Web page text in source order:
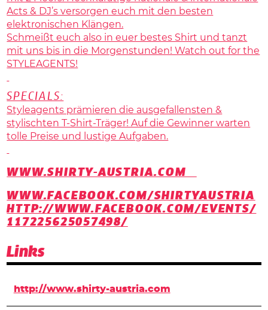
Acts & DJ’s versorgen euch mit den besten
elektronischen Klängen.
Schmeißt euch also in euer bestes Shirt und tanzt
mit uns bis in die Morgenstunden! Watch out for the
STYLEAGENTS!
SPECIALS:
Styleagents prämieren die ausgefallensten &
stylischten T-Shirt-Träger! Auf die Gewinner warten
tolle Preise und lustige Aufgaben.
WWW.SHIRTY-AUSTRIA.COM
WWW.FACEBOOK.COM/SHIRTYAUSTRIA
HTTP://WWW.FACEBOOK.COM/EVENTS/
117225625057498/
Links
http://www.shirty-austria.com